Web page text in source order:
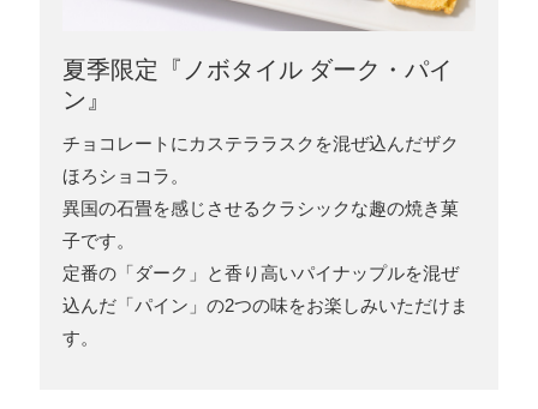
夏季限定『ノボタイル ダーク・パイ
ン』
チョコレートにカステララスクを混ぜ込んだザク
ほろショコラ。
異国の石畳を感じさせるクラシックな趣の焼き菓
子です。
定番の「ダーク」と香り高いパイナップルを混ぜ
込んだ「パイン」の2つの味をお楽しみいただけま
す。